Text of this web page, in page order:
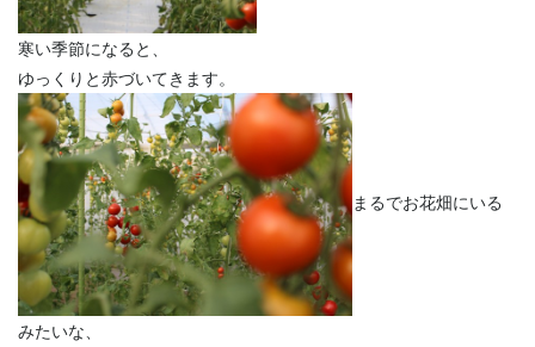
寒い季節になると、
ゆっくりと赤づいてきます。
まるでお花畑にいる
みたいな、